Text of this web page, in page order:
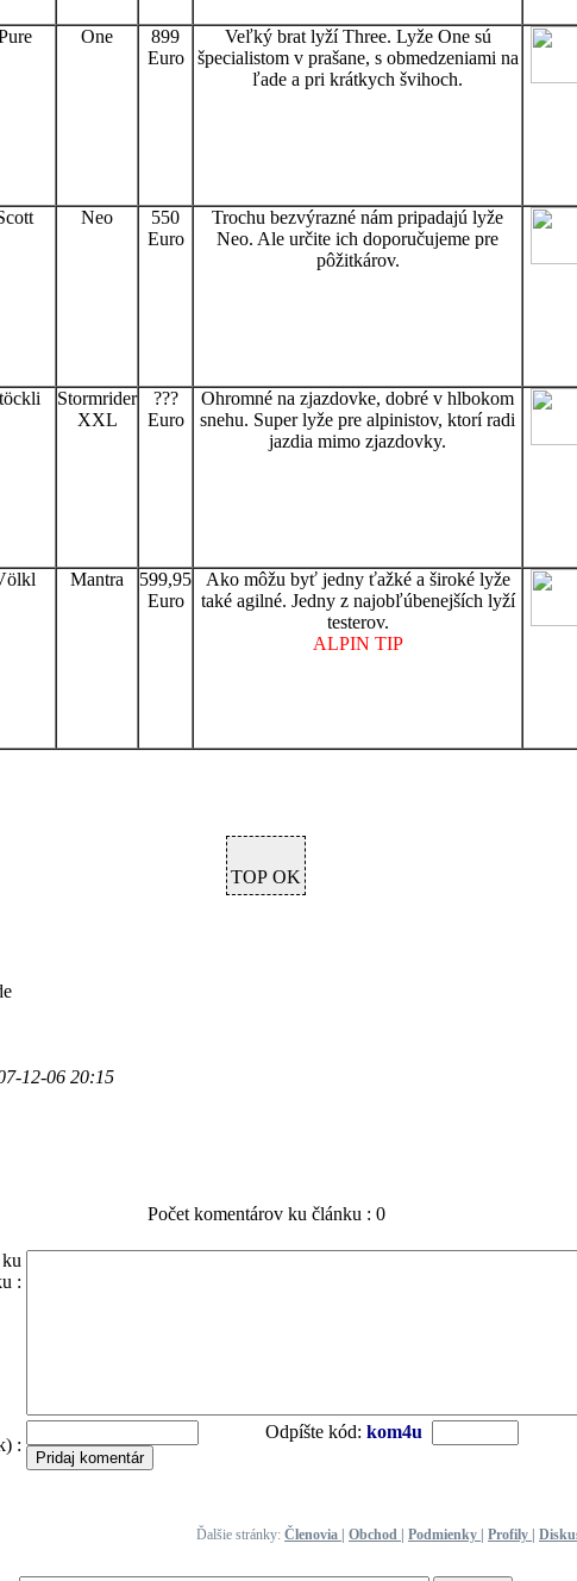
One
899
Euro
Veľký brat lyží Three. Lyže One sú
špecialistom v prašane, s obmedzeniami na
ľade a pri krátkych švihoch.
Neo
550
Euro
Trochu bezvýrazné nám pripadajú lyže
Neo. Ale určite ich doporučujeme pre
pôžitkárov.
Stormrider
XXL
???
Euro
Ohromné na zjazdovke, dobré v hlbokom
snehu. Super lyže pre alpinistov, ktorí radi
jazdia mimo zjazdovky.
Mantra
599,95
Euro
Ako môžu byť jedny ťažké a široké lyže
také agilné. Jedny z najobľúbenejších lyží
testerov.
ALPIN TIP
TOP OK
12-06 20:15
Počet komentárov ku článku : 0
:
:
Odpíšte kód: kom4u
Ďalšie stránky: Členovia Obchod Podmienky Profily